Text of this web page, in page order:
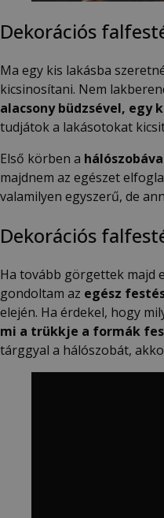
Dekorációs
Ma egy kis lakásba
kicsinosítani. Nem
alacsony büdzsével, egy
tudjátok a lakásotokat
Első körben a
majdnem az egészet
valamilyen egyszerű, de
Dekorációs
Ha tovább görgettek majd
gondoltam az egész
elején. Ha érdekel, hogy
mi a trükkje a formák
tárggyal a hálószobát,